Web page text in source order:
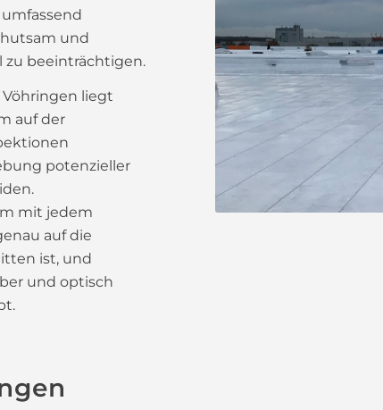
und
zu beeinträchtigen.
liegt
auf der
potenzieller
mit jedem
auf die
ist, und
und optisch